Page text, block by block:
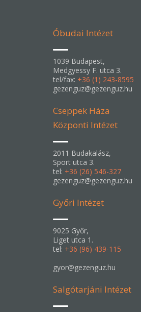
Óbudai Intézet
1039 Budapest,
Medgyessy F. utca 3.
tel/fax: +36 (1) 243-8595
gezenguz@gezenguz.hu
Cseppek Háza
Központi Intézet
2011 Budakalász,
Sport utca 3.
tel: +36 (26) 546-327
gezenguz@gezenguz.hu
Győri Intézet
9025 Győr,
Liget utca 1.
tel: +36 (96) 439-115
gyor@gezenguz.hu
Salgótarjáni Intézet